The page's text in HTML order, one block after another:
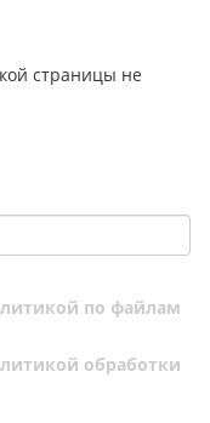
страницы не
по файлам
обработки